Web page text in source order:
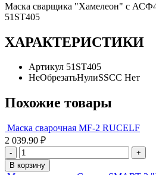
Маска сварщика "Хамелеон" с
51ST405
ХАРАКТЕРИСТИКИ
Артикул 51ST405
НеОбрезатьНулиSSCC Нет
Похожие товары
Маска сварочная MF-2 RUCELF
2 039.90 ₽
-
+
В корзину